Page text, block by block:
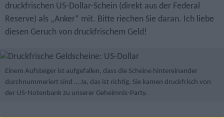
druckfrischen US-Dollar-Schein (direkt aus der Federal
Reserve) als „Anker“ mit. Bitte riechen Sie daran. Ich liebe
diesen Geruch von druckfrischem Geld!
Einem Aufsteiger ist aufgefallen, dass die Scheine hintereinander
durchnummeriert sind … Ja, das ist richtig. Sie kamen druckfrisch von
der US-Notenbank zu unserer Geheimnis-Party.